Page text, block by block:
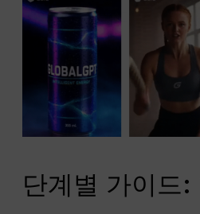
단계별 가이드: